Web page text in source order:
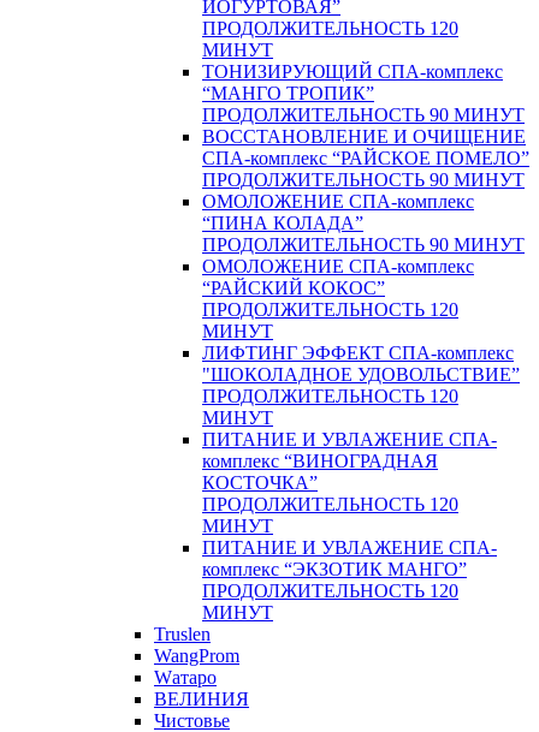
ЙОГУРТОВАЯ”
ПРОДОЛЖИТЕЛЬНОСТЬ 120
МИНУТ
ТОНИЗИРУЮЩИЙ СПА-комплекс
“МАНГО ТРОПИК”
ПРОДОЛЖИТЕЛЬНОСТЬ 90 МИНУТ
ВОССТАНОВЛЕНИЕ И ОЧИЩЕНИЕ
СПА-комплекс “РАЙСКОЕ ПОМЕЛО”
ПРОДОЛЖИТЕЛЬНОСТЬ 90 МИНУТ
ОМОЛОЖЕНИЕ СПА-комплекс
“ПИНА КОЛАДА”
ПРОДОЛЖИТЕЛЬНОСТЬ 90 МИНУТ
ОМОЛОЖЕНИЕ СПА-комплекс
“РАЙСКИЙ КОКОС”
ПРОДОЛЖИТЕЛЬНОСТЬ 120
МИНУТ
ЛИФТИНГ ЭФФЕКТ СПА-комплекс
"ШОКОЛАДНОЕ УДОВОЛЬСТВИЕ”
ПРОДОЛЖИТЕЛЬНОСТЬ 120
МИНУТ
ПИТАНИЕ И УВЛАЖЕНИЕ СПА-
комплекс “ВИНОГРАДНАЯ
КОСТОЧКА”
ПРОДОЛЖИТЕЛЬНОСТЬ 120
МИНУТ
ПИТАНИЕ И УВЛАЖЕНИЕ СПА-
комплекс “ЭКЗОТИК МАНГО”
ПРОДОЛЖИТЕЛЬНОСТЬ 120
МИНУТ
Truslen
WangProm
Wатаро
ВЕЛИНИЯ
Чистовье